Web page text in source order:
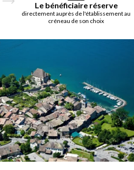
Le bénéficiaire réserve
directement auprès de l'établissement au
créneau de son choix